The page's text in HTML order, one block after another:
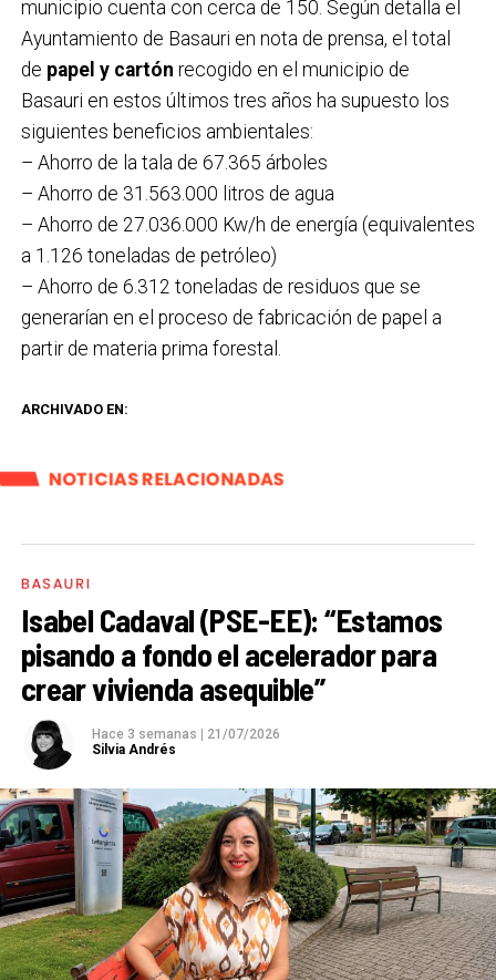
municipio cuenta con cerca de 150. Según detalla el
Ayuntamiento de Basauri en nota de prensa, el total
de papel y cartón recogido en el municipio de
Basauri en estos últimos tres años ha supuesto los
siguientes beneficios ambientales:
– Ahorro de la tala de 67.365 árboles
– Ahorro de 31.563.000 litros de agua
– Ahorro de 27.036.000 Kw/h de energía (equivalentes
a 1.126 toneladas de petróleo)
– Ahorro de 6.312 toneladas de residuos que se
generarían en el proceso de fabricación de papel a
partir de materia prima forestal.
ARCHIVADO EN:
NOTICIAS RELACIONADAS
BASAURI
Isabel Cadaval (PSE-EE): “Estamos
pisando a fondo el acelerador para
crear vivienda asequible”
Hace 3 semanas
21/07/2026
Silvia Andrés